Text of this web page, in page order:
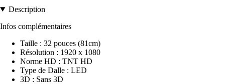
Description
Infos complémentaires
Taille : 32 pouces (81cm)
Résolution : 1920 x 1080
Norme HD : TNT HD
Type de Dalle : LED
3D : Sans 3D